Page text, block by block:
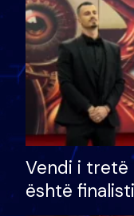
Vendi i tretë
është